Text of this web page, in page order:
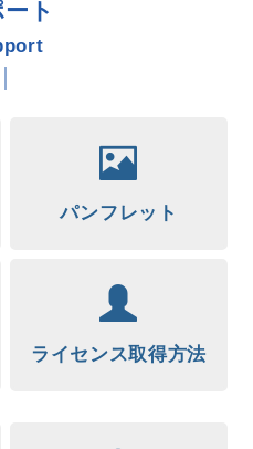
ト
パンフレット
ライセンス取得方法